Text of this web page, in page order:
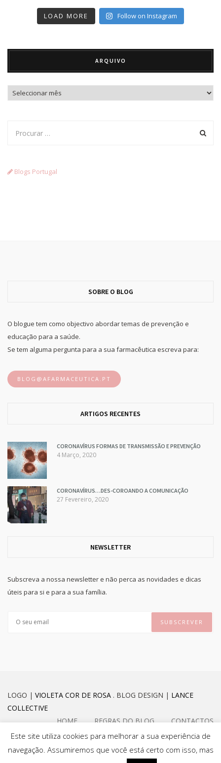
LOAD MORE Follow on Instagram
ARQUIVO
Arquivo
Blogs Portugal
SOBRE O BLOG
O blogue tem como objectivo abordar temas de prevenção e
educação para a saúde.
Se tem alguma pergunta para a sua farmacêutica escreva para:
BLOG@AFARMACEUTICA.PT
ARTIGOS RECENTES
CORONAVÍRUS FORMAS DE TRANSMISSÃO E PREVENÇÃO
4 Março, 2020
CORONAVÍRUS…DES-COROANDO A COMUNICAÇÃO
27 Fevereiro, 2020
NEWSLETTER
Subscreva a nossa newsletter e não perca as novidades e dicas
úteis para si e para a sua família.
LOGO | VIOLETA COR DE ROSA . BLOG DESIGN | LANCE
COLLECTIVE
HOME
REGRAS DO BLOG CONTACTOS
Este site utiliza cookies para melhorar a sua experiência de
navegação. Assumiremos que você está certo com isso, mas